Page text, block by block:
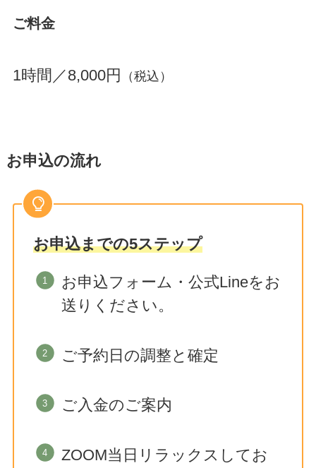
ご料金
1時間／8,000円 （税込）
お申込の流れ
お申込までの5ステップ
お申込フォーム・公式Lineをお
送りください。
ご予約日の調整と確定
ご入金のご案内
ZOOM当日リラックスしてお